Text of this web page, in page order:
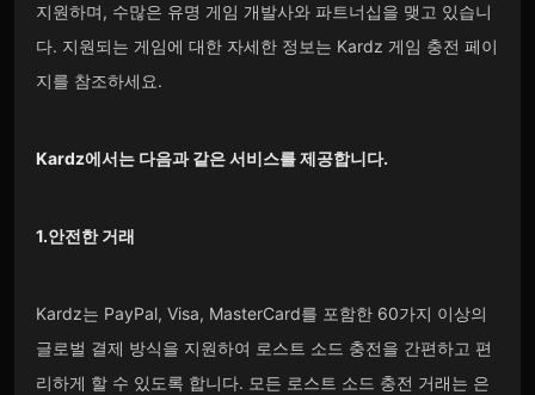
지원하며, 수많은 유명 게임 개발사와 파트너십을 맺고 있습니
다. 지원되는 게임에 대한 자세한 정보는 Kardz 게임 충전 페이
지를 참조하세요.
Kardz에서는 다음과 같은 서비스를 제공합니다.
1.안전한 거래
Kardz는 PayPal, Visa, MasterCard를 포함한 60가지 이상의
글로벌 결제 방식을 지원하여 로스트 소드 충전을 간편하고 편
리하게 할 수 있도록 합니다. 모든 로스트 소드 충전 거래는 은